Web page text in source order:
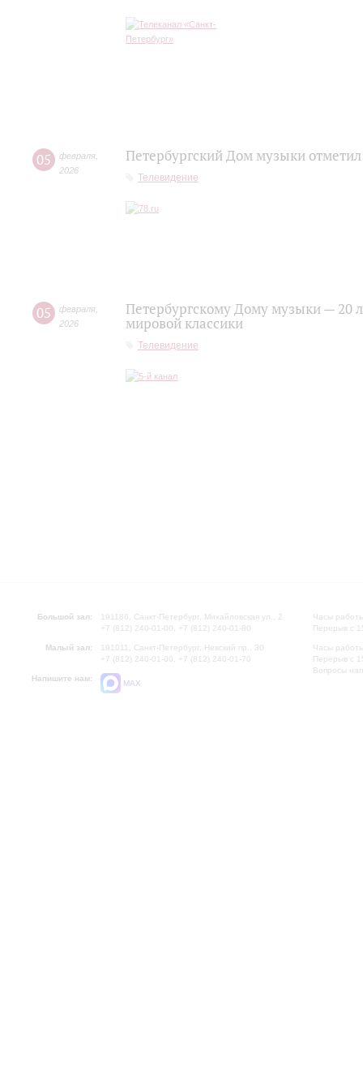
05 февраля
2026
Петербургский Дом музыки
Телевидение
05 февраля
2026
Петербургскому Дому музыки — 20
мировой классики
Телевидение
Большой зал:
191186, Санкт-Петербург, Михайловская ул., 2
+7 (812) 240-01-00, +7 (812) 240-01-80
Малый зал:
191011, Санкт-Петербург, Невский пр., 30
+7 (812) 240-01-00, +7 (812) 240-01-70
Напишите нам:
MAX
Часы
Перерыв с
Часы
Перерыв с
Вопросы